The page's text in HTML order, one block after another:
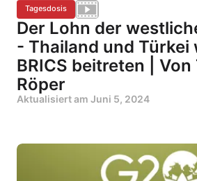
Tagesdosis
Der Lohn der
- Thailand und Türkei
BRICS beitreten |
Röper
Aktualisiert am Juni 5, 2024